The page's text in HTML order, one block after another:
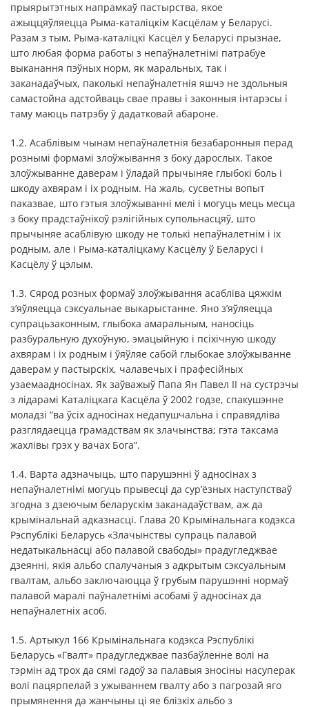
прыярытэтных напрамкаў пастырства, якое
ажыццяўляецца Рыма-каталіцкім Касцёлам у Беларусі.
Разам з тым, Рыма-каталіцкі Касцёл у Беларусі прызнае,
што любая форма работы з непаўналетнімі патрабуе
выканання пэўных норм, як маральных, так і
заканадаўчых, паколькі непаўналетнія яшчэ не здольныя
самастойна адстойваць свае правы і законныя інтарэсы і
таму маюць патрэбу ў дадатковай абароне.
1.2. Асаблівым чынам непаўналетнія безабаронныя перад
рознымі формамі злоўжывання з боку дарослых. Такое
злоўжыванне даверам і ўладай прычыняе глыбокі боль і
шкоду ахвярам і іх родным. На жаль, сусветны вопыт
паказвае, што гэтыя злоўжыванні мелі і могуць мець месца
з боку прадстаўнікоў рэлігійных супольнасцяў, што
прычыняе асаблівую шкоду не толькі непаўналетнім і іх
родным, але і Рыма-каталіцкаму Касцёлу ў Беларусі і
Касцёлу ў цэлым.
1.3. Сярод розных формаў злоўжывання асабліва цяжкім
з’яўляецца сэксуальнае выкарыстанне. Яно з’яўляецца
супрацьзаконным, глыбока амаральным, наносіць
разбуральную духоўную, эмацыйную і псіхічную шкоду
ахвярам і іх родным і ўяўляе сабой глыбокае злоўжыванне
даверам у пастырскіх, чалавечых і прафесійных
узаемаадносінах. Як заўважыў Папа Ян Павел II на сустрэчы
з лідарамі Каталіцкага Касцёла ў 2002 годзе, спакушэнне
моладзі “ва ўсіх адносінах недапушчальна і справядліва
разглядаецца грамадствам як злачынства; гэта таксама
жахлівы грэх у вачах Бога”.
1.4. Варта адзначыць, што парушэнні ў адносінах з
непаўналетнімі могуць прывесці да сур’ёзных наступстваў
згодна з дзеючым беларускім заканадаўствам, аж да
крымінальнай адказнасці. Глава 20 Крымінальнага кодэкса
Рэспублікі Беларусь «Злачынствы супраць палавой
недатыкальнасці або палавой свабоды» прадугледжвае
дзеянні, якія альбо спалучаныя з адкрытым сэксуальным
гвалтам, альбо заключаюцца ў грубым парушэнні нормаў
палавой маралі паўналетнімі асобамі ў адносінах да
непаўналетніх асоб.
1.5. Артыкул 166 Крымінальнага кодэкса Рэспублікі
Беларусь «Гвалт» прадугледжвае пазбаўленне волі на
тэрмін ад трох да сямі гадоў за палавыя зносіны насуперак
волі пацярпелай з ужываннем гвалту або з пагрозай яго
прымянення да жанчыны ці яе блізкіх альбо з